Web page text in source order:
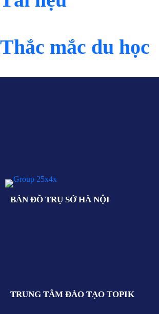
Thắc mắc du học
BẢN ĐỒ TRỤ SỞ HÀ NỘI
TRUNG TÂM ĐÀO TẠO TOPIK